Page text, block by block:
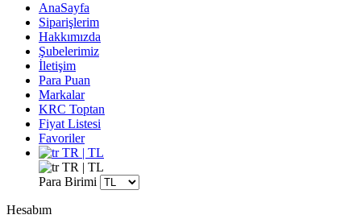
AnaSayfa
Siparişlerim
Hakkımızda
Şubelerimiz
İletişim
Para Puan
Markalar
KRC Toptan
Fiyat Listesi
Favoriler
TR | TL
TR | TL
Para Birimi
Hesabım